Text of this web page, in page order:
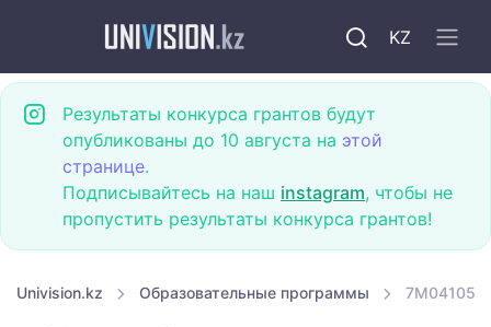
KZ
Результаты конкурса грантов будут
опубликованы до 10 августа на этой
странице.
Подписывайтесь на наш instagram, чтобы не
пропустить результаты конкурса грантов!
Univision.kz Образовательные программы 7M04105